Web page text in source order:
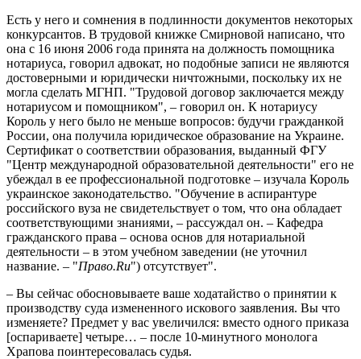
Есть у него и сомнения в подлинности документов некоторых
конкурсантов. В трудовой книжке Смирновой написано, что
она с 16 июня 2006 года принята на должность помощника
нотариуса, говорил адвокат, но подобные записи не являются
достоверными и юридически ничтожными, поскольку их не
могла сделать МГНП. "Трудовой договор заключается между
нотариусом и помощником", – говорил он. К нотариусу
Король у него было не меньше вопросов: будучи гражданкой
России, она получила юридическое образование на Украине.
Сертификат о соответствии образования, выданный ФГУ
"Центр международной образовательной деятельности" его не
убеждал в ее профессиональной подготовке – изучала Король
украинское законодательство. "Обучение в аспирантуре
российского вуза не свидетельствует о том, что она обладает
соответствующими знаниями, – рассуждал он. – Кафедра
гражданского права – основа основ для нотариальной
деятельности – в этом учебном заведении (не уточнил
название. – "Право.Ru") отсутствует".
– Вы сейчас обосновываете ваше ходатайство о принятии к
производству суда измененного искового заявления. Вы что
изменяете? Предмет у вас увеличился: вместо одного приказа
[оспариваете] четыре… – после 10-минутного монолога
Храпова поинтересовалась судья.